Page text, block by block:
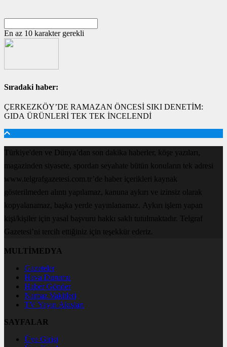
En az 10 karakter gerekli
Sıradaki haber:
ÇERKEZKÖY’DE RAMAZAN ÖNCESİ SIKI DENETİM:
GIDA ÜRÜNLERİ TEK TEK İNCELENDİ
Türkiye'den ve Dünya’dan son dakika haberler, köşe yazıları,
magazinden siyasete, spordan seyahate bütün konuların tek adresi
www.telgrafgazetesi.com.tr’de haber içerikleri kaynak
gösterilmeden alıntı yapılamaz, kanuna aykırı ve izinsiz olarak
kopyalanamaz, başka yerde yayınlanamaz. Aykırı işlem yapan
kişi/kişiler için yasal başvuru hakkı saklı tutulmaktadır. Telgraf
Gazetesi’ni tercih ettiğiniz için teşekkür ederiz.
MULTİMEDYA
Gazeteler
Hava Durumu
Haber Gönder
Namaz Vakitleri
TV Yayın Akışları
SAYFALAR
Üye Girişi